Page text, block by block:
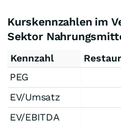
Kurskennzahlen im
Sektor
Kennzahl
PEG
EV/Umsatz
EV/EBITDA